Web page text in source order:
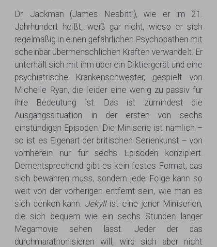
Dr. Jackman (James Nesbitt!), wie er im 21.
Jahrhundert heißt, weiß gar nicht, wieso er sich
regelmäßig in einen gefährlichen Psychopathen mit
scheinbar übermenschlichen Kräften verwandelt. Er
unterhält sich mit ihm über ein Diktiergerät und eine
psychiatrische Krankenschwester, gespielt von
Michelle Ryan, die leider eine wenig zu passiv für
ihre Bedeutung ist. Das ist zumindest die
Ausgangssituation in der ersten von sechs
einstündigen Episoden. Die Miniserie ist nämlich –
so ist es Eigenart der britischen Serienkunst – von
vornherein nur für sechs Episoden konzipiert.
Dementsprechend gibt es kein festes Format, das
sich bewähren muss, sondern jede Folge kann so
weit von der vorherigen entfernt sein, wie man es
sich denken kann. Jekyllist eine jener Miniserien,
die sich bequem wie ein sechs Stunden langer
Megamovie sehen lässt. Jeder der das
durchmarathonisieren will, wird sich aber nicht